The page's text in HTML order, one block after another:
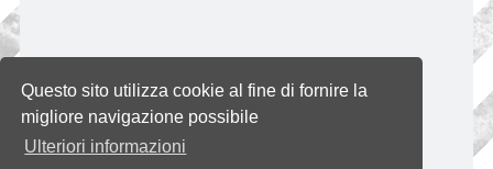
Questo sito utilizza cookie al fine di fornire la
migliore navigazione possibile
Ulteriori informazioni